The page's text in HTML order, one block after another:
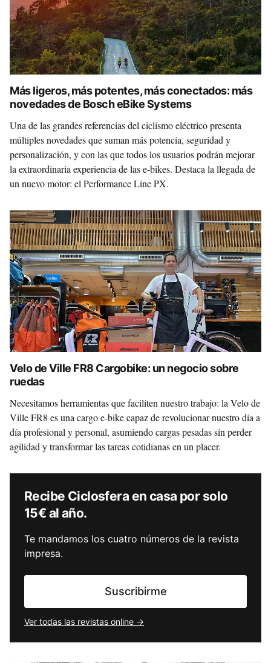
Más ligeros, más potentes, más conectados: más
novedades de Bosch eBike Systems
Una de las grandes referencias del ciclismo eléctrico presenta
múltiples novedades que suman más potencia, seguridad y
personalización, y con las que todos los usuarios podrán mejorar
la extraordinaria experiencia de las e-bikes. Destaca la llegada de
un nuevo motor: el Performance Line PX.
Velo de Ville FR8 Cargobike: un negocio sobre
ruedas
Necesitamos herramientas que faciliten nuestro trabajo: la Velo de
Ville FR8 es una cargo e-bike capaz de revolucionar nuestro día a
día profesional y personal, asumiendo cargas pesadas sin perder
agilidad y transformar las tareas cotidianas en un placer.
Recibe Ciclosfera en casa por solo
15€ al año.
Te mandamos los cuatro números de la revista
impresa.
Suscribirme
Ver todas las revistas online →